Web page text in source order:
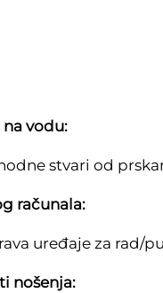
vodu:
stvari od
računala:
uređaje za rad/
nošenja: